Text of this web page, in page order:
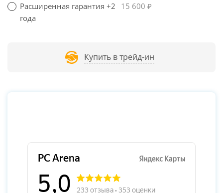
Расширенная гарантия +2
года
15 600 ₽
Купить в трейд-ин